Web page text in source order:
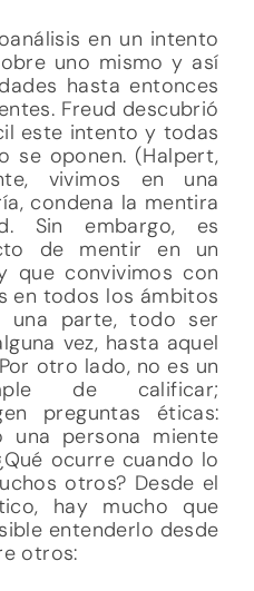
en un intento
uno mismo y así
hasta entonces
Freud descubrió
este intento y todas
se oponen. (Halpert,
vivimos en una
condena la mentira
Sin embargo, es
de mentir en un
que convivimos con
en todos los ámbitos
una parte, todo ser
vez, hasta aquel
otro lado, no es un
de calificar;
preguntas éticas:
una persona miente
ocurre cuando lo
otros? Desde el
hay mucho que
entenderlo desde
otros: